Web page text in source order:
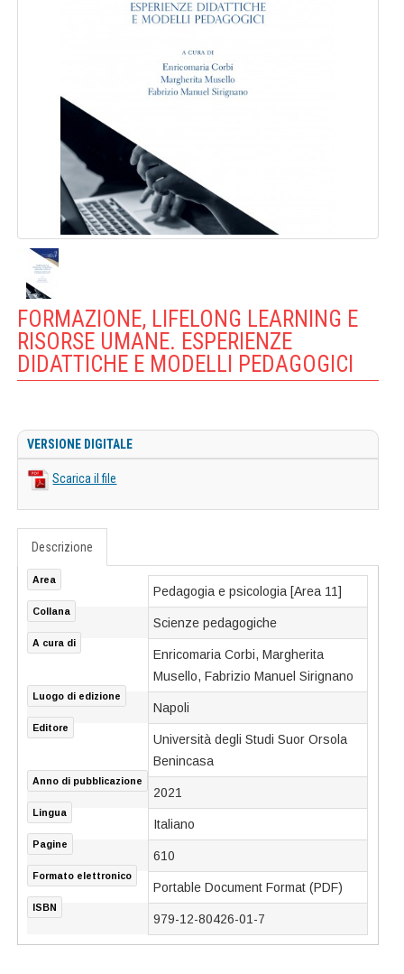
FORMAZIONE, LIFELONG LEARNING E
RISORSE UMANE. ESPERIENZE
DIDATTICHE E MODELLI PEDAGOGICI
VERSIONE DIGITALE
Scarica il file
Descrizione
Area
Pedagogia e psicologia [Area 11]
Collana
Scienze pedagogiche
A cura di
Enricomaria Corbi, Margherita
Musello, Fabrizio Manuel Sirignano
Luogo di edizione
Napoli
Editore
Università degli Studi Suor Orsola
Benincasa
Anno di pubblicazione
2021
Lingua
Italiano
Pagine
610
Formato elettronico
Portable Document Format (PDF)
ISBN
979-12-80426-01-7